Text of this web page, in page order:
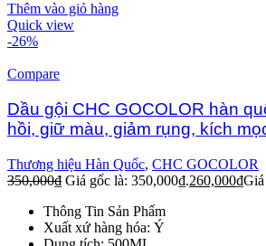
Thêm vào giỏ hàng
Quick view
-26%
Compare
Dầu gội CHC GOCOLOR hàn
hồi, giữ màu, giảm rụng, kích
Thương hiệu Hàn Quốc, CHC GOCOLOR
350,000₫ Giá gốc là: 350,000₫.260,000₫
Thông Tin Sản Phẩm
Xuất xứ hàng hóa: Ý